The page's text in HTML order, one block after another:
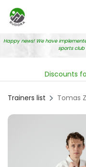
Happy news! We have
sports
Discounts
Trainers list Tomas